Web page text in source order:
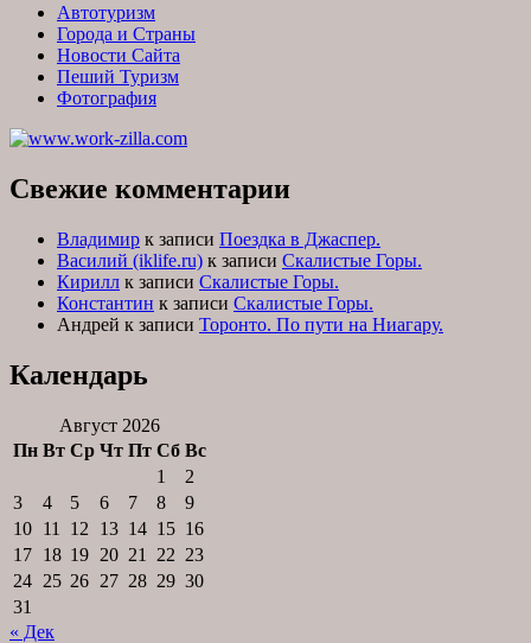
Автотуризм
Города и Страны
Новости Сайта
Пеший Туризм
Фотография
Свежие комментарии
Владимир к записи Поездка в Джаспер.
Василий (iklife.ru) к записи Скалистые Горы.
Кирилл к записи Скалистые Горы.
Константин к записи Скалистые Горы.
Андрей к записи Торонто. По пути на Ниагару.
Календарь
Август 2026
Пн Вт Ср Чт Пт Сб Вс
1
2
3
4 5 6 7 8
9
10 11 12 13 14 15 16
17 18 19 20 21 22 23
24 25 26 27 28 29 30
31
« Дек